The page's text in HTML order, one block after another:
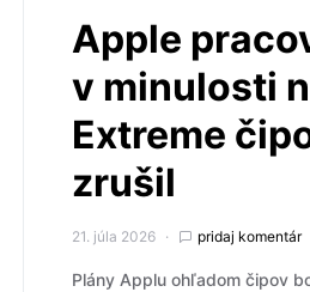
Apple
v minulosti
Extreme
zrušil
21. júla 2026 pridaj komentár
Plány Applu ohľadom čipov